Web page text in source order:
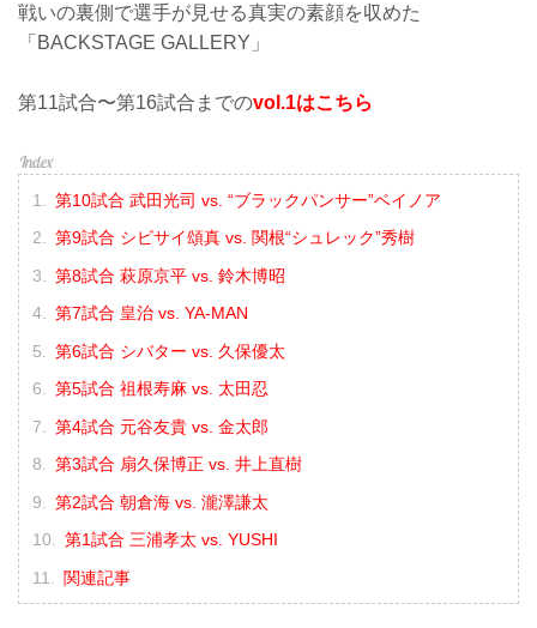
戦いの裏側で選手が見せる真実の素顔を収めた
「BACKSTAGE GALLERY」
第11試合〜第16試合までのvol.1はこちら
第10試合 武田光司 vs. “ブラックパンサー”ベイノア
第9試合 シビサイ頌真 vs. 関根“シュレック”秀樹
第8試合 萩原京平 vs. 鈴木博昭
第7試合 皇治 vs. YA-MAN
第6試合 シバター vs. 久保優太
第5試合 祖根寿麻 vs. 太田忍
第4試合 元谷友貴 vs. 金太郎
第3試合 扇久保博正 vs. 井上直樹
第2試合 朝倉海 vs. 瀧澤謙太
第1試合 三浦孝太 vs. YUSHI
関連記事